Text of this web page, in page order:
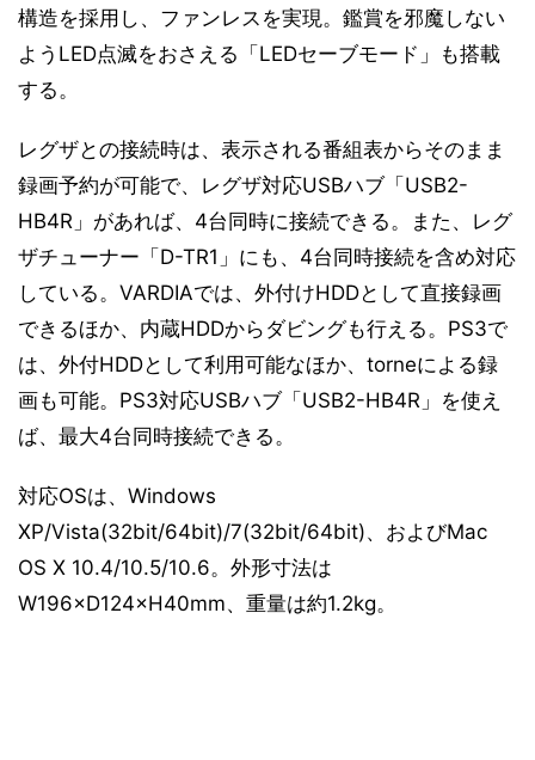
構造を採用し、ファンレスを実現。鑑賞を邪魔しない
ようLED点滅をおさえる「LEDセーブモード」も搭載
する。
レグザとの接続時は、表示される番組表からそのまま
録画予約が可能で、レグザ対応USBハブ「USB2-
HB4R」があれば、4台同時に接続できる。また、レグ
ザチューナー「D-TR1」にも、4台同時接続を含め対応
している。VARDIAでは、外付けHDDとして直接録画
できるほか、内蔵HDDからダビングも行える。PS3で
は、外付HDDとして利用可能なほか、torneによる録
画も可能。PS3対応USBハブ「USB2-HB4R」を使え
ば、最大4台同時接続できる。
対応OSは、Windows
XP/Vista(32bit/64bit)/7(32bit/64bit)、およびMac
OS X 10.4/10.5/10.6。外形寸法は
W196×D124×H40mm、重量は約1.2kg。